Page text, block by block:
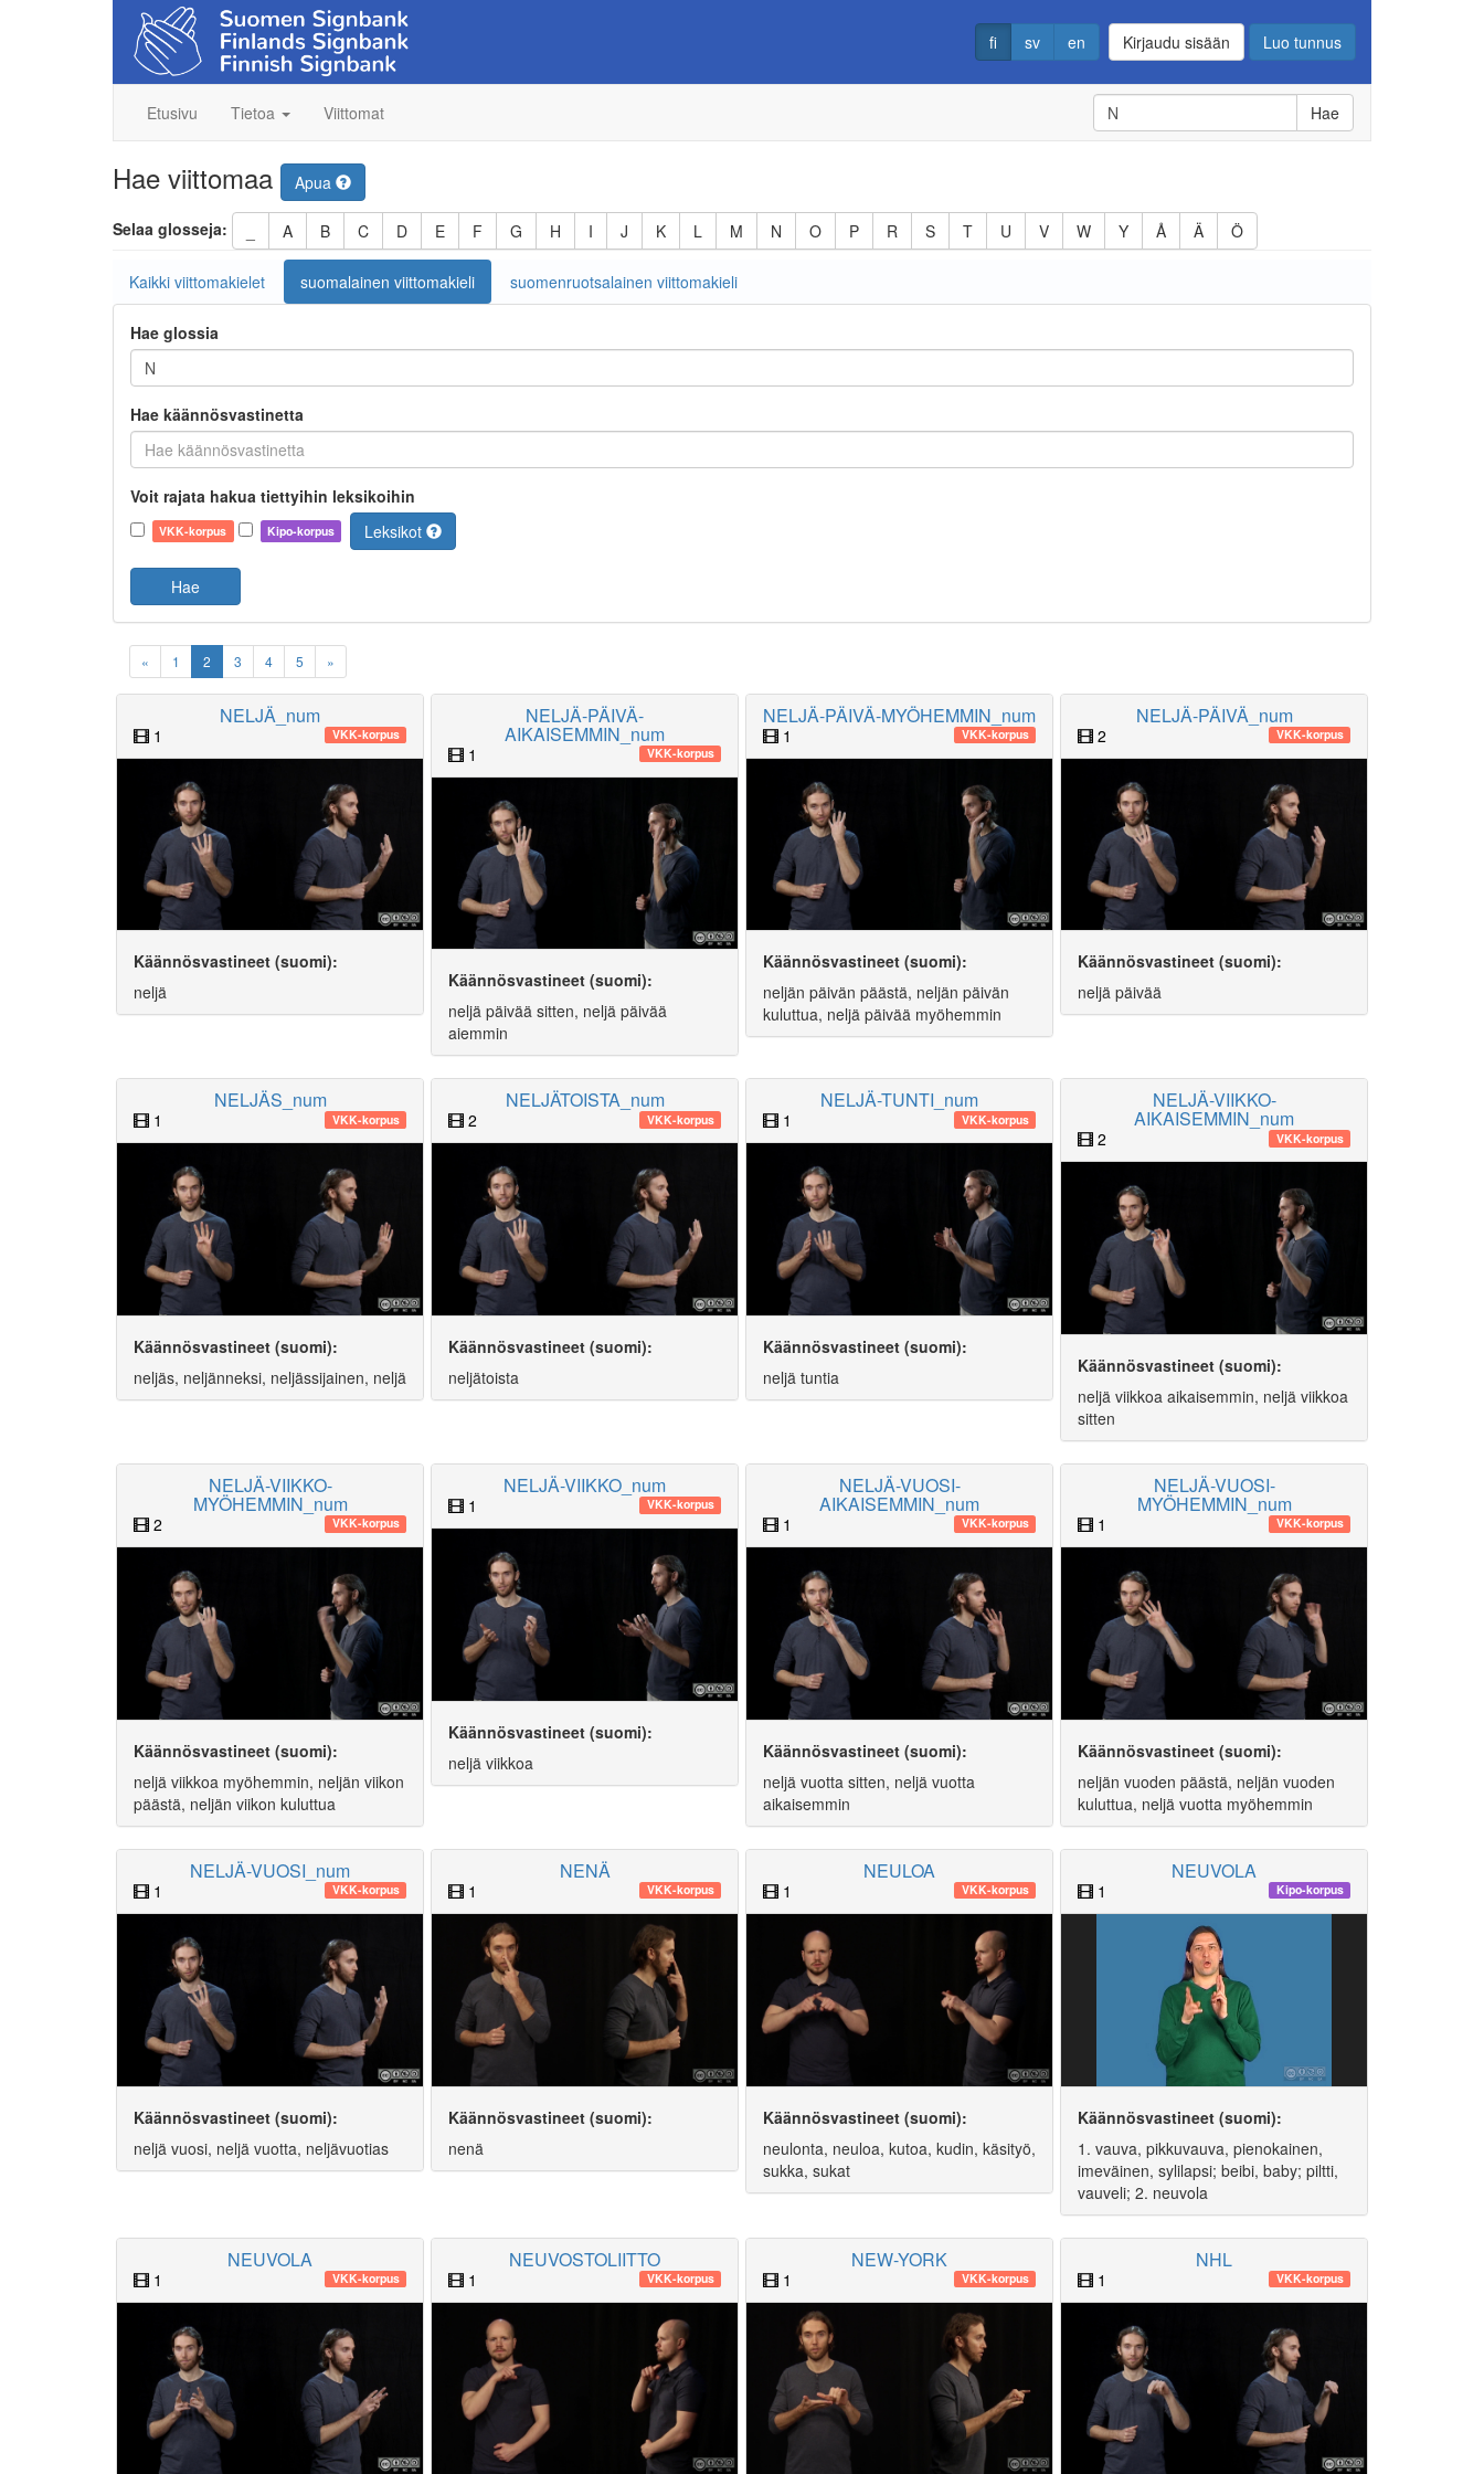
fi sv en Kirjaudu sisään Luo tunnus
Etusivu Tietoa Viittomat Hae
Hae viittomaa Apua
Selaa glosseja: A B C D E F G H I J K L M N O P R S T U V W Y Å Ä Ö
Kaikki viittomakielet suomalainen viittomakieli suomenruotsalainen viittomakieli
Hae glossia
Hae käännösvastinetta
Voit rajata hakua tiettyihin leksikoihin
VKK-korpus Kipo-korpus Leksikot
Hae
« 1 2 3 4 5 »
NELJÄ_num
1 VKK-korpus
Käännösvastineet (suomi):
neljä
NELJÄ-PÄIVÄ-
AIKAISEMMIN_num
1 VKK-korpus
Käännösvastineet (suomi):
neljä päivää sitten, neljä päivää
aiemmin
NELJÄ-PÄIVÄ-MYÖHEMMIN_num
1 VKK-korpus
Käännösvastineet (suomi):
neljän päivän päästä, neljän päivän
kuluttua, neljä päivää myöhemmin
NELJÄ-PÄIVÄ_num
2 VKK-korpus
Käännösvastineet (suomi):
neljä päivää
NELJÄS_num
1 VKK-korpus
Käännösvastineet (suomi):
neljäs, neljänneksi, neljässijainen, neljä
NELJÄTOISTA_num
2 VKK-korpus
Käännösvastineet (suomi):
neljätoista
NELJÄ-TUNTI_num
1 VKK-korpus
Käännösvastineet (suomi):
neljä tuntia
NELJÄ-VIIKKO-
AIKAISEMMIN_num
2 VKK-korpus
Käännösvastineet (suomi):
neljä viikkoa aikaisemmin, neljä viikkoa
sitten
NELJÄ-VIIKKO-
MYÖHEMMIN_num
2 VKK-korpus
Käännösvastineet (suomi):
neljä viikkoa myöhemmin, neljän viikon
päästä, neljän viikon kuluttua
NELJÄ-VIIKKO_num
1 VKK-korpus
Käännösvastineet (suomi):
neljä viikkoa
NELJÄ-VUOSI-
AIKAISEMMIN_num
1 VKK-korpus
Käännösvastineet (suomi):
neljä vuotta sitten, neljä vuotta
aikaisemmin
NELJÄ-VUOSI-
MYÖHEMMIN_num
1 VKK-korpus
Käännösvastineet (suomi):
neljän vuoden päästä, neljän vuoden
kuluttua, neljä vuotta myöhemmin
NELJÄ-VUOSI_num
1 VKK-korpus
Käännösvastineet (suomi):
neljä vuosi, neljä vuotta, neljävuotias
NENÄ
1 VKK-korpus
Käännösvastineet (suomi):
nenä
NEULOA
1 VKK-korpus
Käännösvastineet (suomi):
neulonta, neuloa, kutoa, kudin, käsityö,
sukka, sukat
NEUVOLA
1 Kipo-korpus
Käännösvastineet (suomi):
1. vauva, pikkuvauva, pienokainen,
imeväinen, sylilapsi; beibi, baby; piltti,
vauveli; 2. neuvola
NEUVOLA
1 VKK-korpus
NEUVOSTOLIITTO
1 VKK-korpus
NEW-YORK
1 VKK-korpus
NHL
1 VKK-korpus